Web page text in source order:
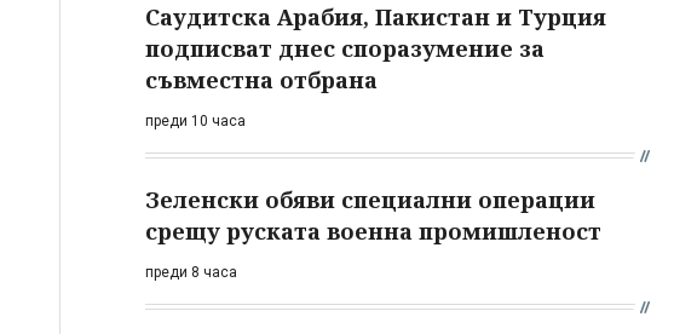
Саудитска Арабия, Пакистан и Турция
подписват днес споразумение за
съвместна отбрана
преди 10 часа
Зеленски обяви специални операции
срещу руската военна промишленост
преди 8 часа